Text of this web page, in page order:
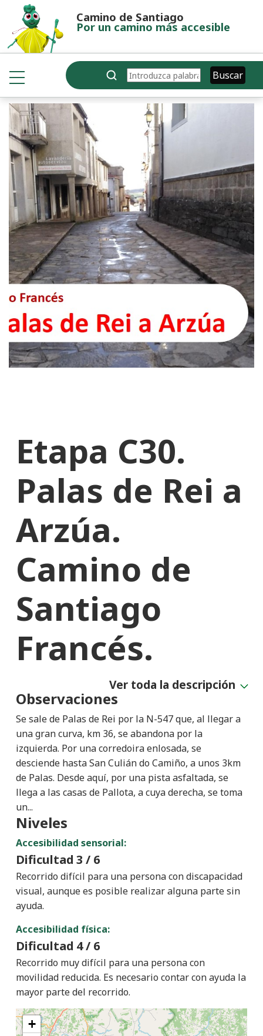
Pasar al contenido principal
Camino de Santiago
Por un camino más accesible
Buscar Buscar
Etapa C30.
Palas de Rei a
Arzúa.
Camino de
Santiago
Francés.
Observaciones
Se sale de Palas de Rei por la N-547 que, al llegar a
una gran curva, km 36, se abandona por la
izquierda. Por una corredoira enlosada, se
desciende hasta San Culián do Camiño, a unos 3km
de Palas. Desde aquí, por una pista asfaltada, se
llega a las casas de Pallota, a cuya derecha, se toma
un...
Ver toda la descripción
Niveles
Accesibilidad sensorial:
Dificultad 3 / 6
Recorrido difícil para una persona con discapacidad
visual, aunque es posible realizar alguna parte sin
ayuda.
Accesibilidad física:
Dificultad 4 / 6
Recorrido muy difícil para una persona con
movilidad reducida. Es necesario contar con ayuda la
mayor parte del recorrido.
+